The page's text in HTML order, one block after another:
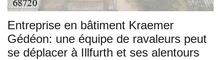
Entreprise en bâtiment Kraemer
Gédéon: une équipe de ravaleurs peut
se déplacer à Illfurth et ses alentours